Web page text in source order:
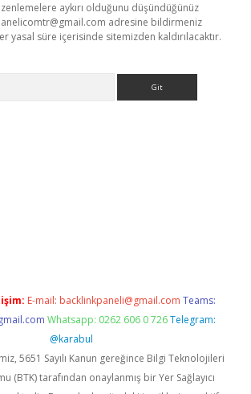
aykırı olduğunu düşündüğünüz
adresine bildirmeniz
yasal süre içerisinde sitemizden kaldırılacaktır.
E-mail: backlinkpaneli@gmail.com Teams:
Whatsapp: 0262 606 0 726 Telegram:
@karabul
5651 Sayılı Kanun gereğince Bilgi Teknolojileri
(BTK) tarafından onaylanmış bir Yer Sağlayıcı